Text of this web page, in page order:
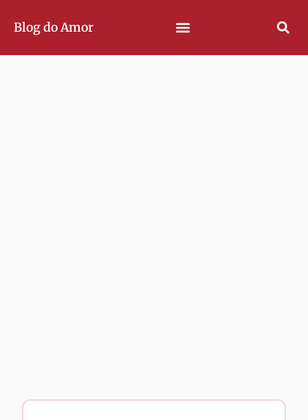
Blog do Amor